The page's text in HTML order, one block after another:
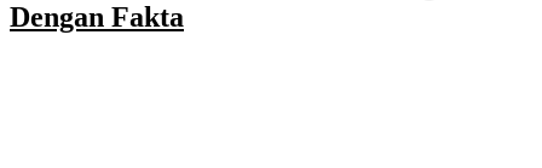
Dengan Fakta